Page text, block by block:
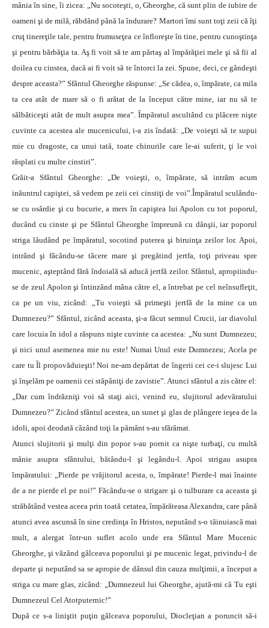
mânia în sine, îi zicea: „Nu socoteşti, o, Gheorghe, că sunt plin de iubire de
oameni şi de milă, răbdând până la îndurare? Martori îmi sunt toţi zeii că îţi
cruţ tinereţile tale, pentru frumuseţea ce înfloreşte în tine, pentru cunoştinţa
şi pentru bărbăţia ta. Aş fi voit să te am părtaş al împărăţiei mele şi să fii al
doilea cu cinstea, dacă ai fi voit să te întorci la zei. Spune, deci, ce gândeşti
despre aceasta?” Sfântul Gheorghe răspunse: „Se cădea, o, împărate, ca mila
ta cea atât de mare să o fi arătat de la început către mine, iar nu să te
sălbăticeşti atât de mult asupra mea”. Împăratul ascultând cu plăcere nişte
cuvinte ca acestea ale mucenicului, i-a zis îndată: „De voieşti să te supui
mie cu dragoste, ca unui tată, toate chinurile care le-ai suferit, ţi le voi
răsplati cu multe cinstiri”.
Grăit-a Sfântul Gheorghe: „De voieşti, o, împărate, să intrăm acum
inăuntrul capiştei, să vedem pe zeii cei cinstiţi de voi”.Împăratul sculându-
se cu osârdie şi cu bucurie, a mers în capiştea lui Apolon cu tot poporul,
ducând cu cinste şi pe Sfântul Gheorghe împreună cu dânşii, iar poporul
striga lăudând pe împăratul, socotind puterea şi biruinţa zeilor lor. Apoi,
intrând şi făcându-se tăcere mare şi pregătind jertfa, toţi priveau spre
mucenic, aşteptând fără îndoială să aducă jertfă zeilor. Sfântul, apropiindu-
se de zeul Apolon şi întinzând mâna către el, a întrebat pe cel neînsufleţit,
ca pe un viu, zicând: „Tu voieşti să primeşti jertfă de la mine ca un
Dumnezeu?” Sfântul, zicând aceasta, şi-a făcut semnul Crucii, iar diavolul
care locuia în idol a răspuns nişte cuvinte ca acestea: „Nu sunt Dumnezeu;
şi nici unul asemenea mie nu este! Numai Unul este Dumnezeu; Acela pe
care tu Îl propovăduieşti! Noi ne-am depărtat de îngerii cei ce-i slujesc Lui
şi înşelăm pe oamenii cei stăpâniţi de zavistie”. Atunci sfântul a zis către el:
„Dar cum îndrăzniţi voi să staţi aici, venind eu, slujitorul adevăratului
Dumnezeu?” Zicând sfântul acestea, un sunet şi glas de plângere ieşea de la
idoli, apoi deodată căzând toţi la pământ s-au sfărâmat.
Atunci slujitorii şi mulţi din popor s-au pornit ca nişte turbaţi, cu multă
mânie asupra sfântului, bătându-l şi legându-l. Apoi strigau asupra
împăratului: „Pierde pe vrăjitorul acesta, o, împărate! Pierde-l mai înainte
de a ne pierde el pe noi!” Făcându-se o strigare şi o tulburare ca aceasta şi
străbătând vestea aceea prin toată cetatea, împărăteasa Alexandra, care până
atunci avea ascunsă în sine credinţa în Hristos, neputând s-o tăinuiască mai
mult, a alergat într-un suflet acolo unde era Sfântul Mare Mucenic
Gheorghe, şi văzând gâlceava poporului şi pe mucenic legat, privindu-l de
departe şi neputând sa se apropie de dânsul din cauza mulţimii, a început a
striga cu mare glas, zicând: „Dumnezeul lui Gheorghe, ajută-mi că Tu eşti
Dumnezeul Cel Atotputernic!”
După ce s-a liniştit puţin gâlceava poporului, Diocleţian a poruncit să-i